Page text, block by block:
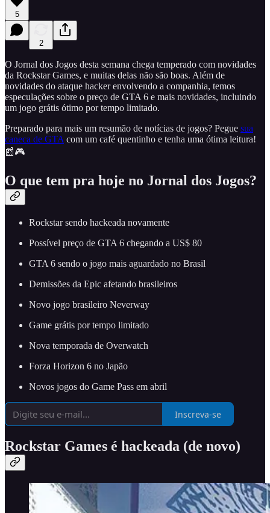
5
2
O Jornal dos Jogos desta semana chega temperado com novidades
da Rockstar Games, e muitas delas não são boas. Além de
novidades do ataque hacker envolvendo a companhia, temos
especulações sobre o preço de GTA 6 e mais novidades, incluindo
um jogo grátis ótimo por tempo limitado.
Preparado para mais um resumão de notícias de jogos? Pegue sua
caneca de GTA com um café quentinho e tenha uma ótima leitura!
📰🎮
O que tem pra hoje no Jornal dos Jogos?
Rockstar sendo hackeada novamente
Possível preço de GTA 6 chegando a US$ 80
GTA 6 sendo o jogo mais aguardado no Brasil
Demissões da Epic afetando brasileiros
Novo jogo brasileiro Neverway
Game grátis por tempo limitado
Nova temporada de Overwatch
Forza Horizon 6 no Japão
Novos jogos do Game Pass em abril
Inscreva-se
Rockstar Games é hackeada (de novo)